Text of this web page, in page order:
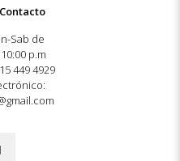
Sab de
p.m
449 4929